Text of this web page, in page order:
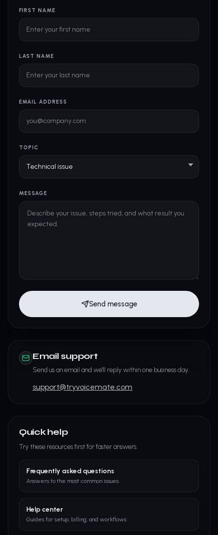
FIRST NAME
LAST NAME
EMAIL ADDRESS
TOPIC
MESSAGE
Send message
Email support
Send us an email and we'll reply within one business day.
support@tryvoicemate.com
Quick help
Try these resources first for faster answers.
Frequently asked questions
Answers to the most common issues
Help center
Guides for setup, billing, and workflows